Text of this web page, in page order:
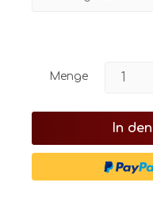
Menge
In den